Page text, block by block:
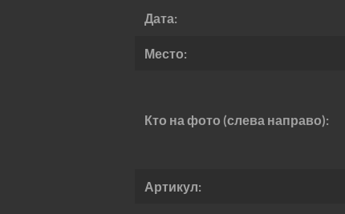
Дата:
Место:
Кто на фото (слева направо):
Артикул: